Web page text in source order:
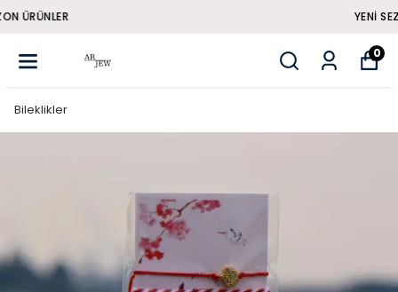
0
Bileklikler